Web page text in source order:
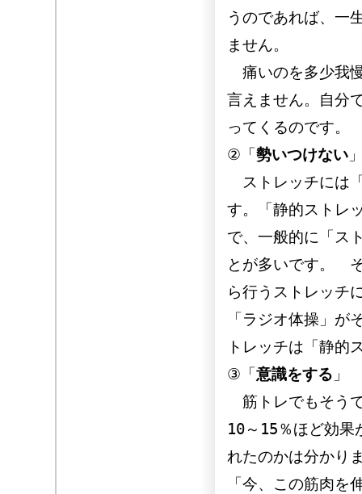
うのであれば、一
ません。
痛いのを多少我
言えません。自分
ってくるのです。
②「勢いつけない
ストレッチには
す。「静的ストレ
で、一般的に「ス
とが多いです。
ら行うストレッチ
「ラジオ体操」
トレッチは「静的
③「意識をする 」
筋トレでもそう
10～15％ほど効果
れたのかは分かり
「今、この筋肉